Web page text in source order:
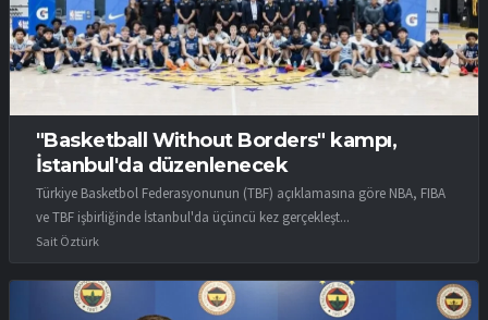
"Basketball Without Borders" kampı,
İstanbul'da düzenlenecek
Türkiye Basketbol Federasyonunun (TBF) açıklamasına göre NBA, FIBA
ve TBF işbirliğinde İstanbul'da üçüncü kez gerçekleşt...
Sait Öztürk